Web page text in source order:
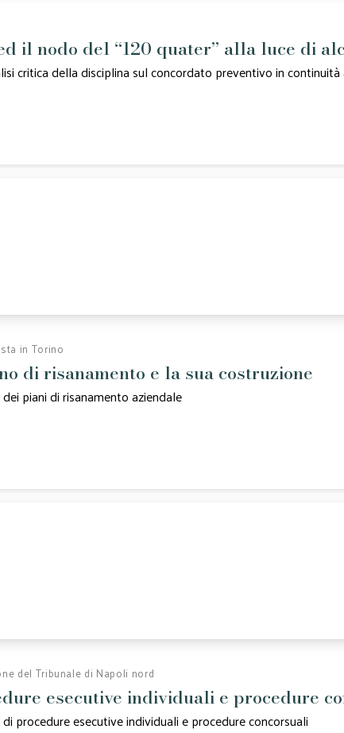
il nodo del “120 quater” alla luce di
critica della disciplina sul concordato preventivo in
in Torino
di risanamento e la sua costruzione
piani di risanamento aziendale
del Tribunale di Napoli nord
esecutive individuali e procedure
procedure esecutive individuali e procedure concorsuali